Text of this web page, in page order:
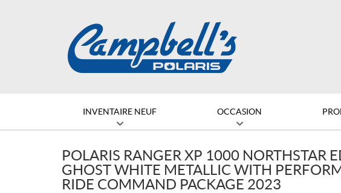
INVENTAIRE NEUF OCCASION
POLARIS RANGER XP 1000 NORTHSTAR
GHOST WHITE METALLIC WITH
RIDE COMMAND PACKAGE 2023